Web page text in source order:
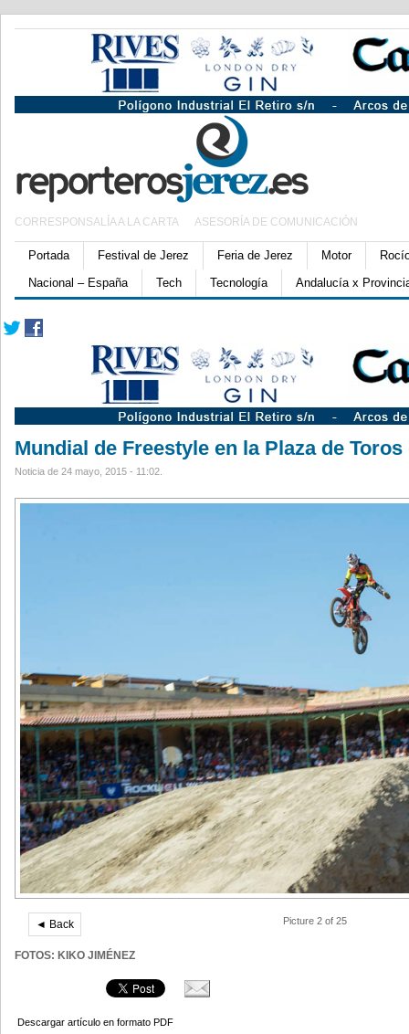
CORRESPONSALÍA A LA CARTA ASESORÍA DE COMUNICACIÓN
Portada Festival de Jerez Feria de Jerez Motor
Nacional – España
Tech Tecnología Andalucía x
Mundial de Freestyle en la Plaza de Toros
Noticia de 24 mayo, 2015 - 11:02.
◄ Back Picture 2 of 25
FOTOS: KIKO JIMÉNEZ
Descargar artículo en formato PDF